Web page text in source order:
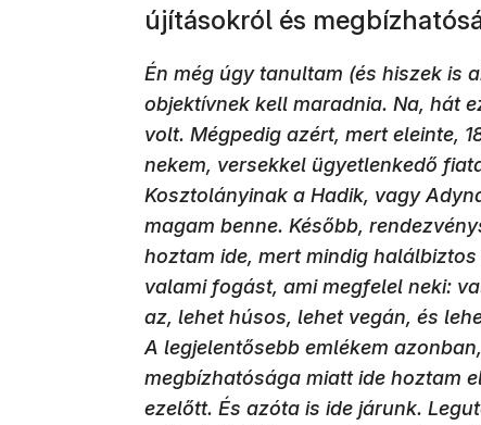
újításokról és
Én még úgy tanultam (és hiszek is
objektívnek kell maradnia. Na, hát
volt. Mégpedig azért, mert eleinte,
nekem, versekkel ügyetlenkedő
Kosztolányinak a Hadik, vagy
magam benne. Később,
hoztam ide, mert mindig
valami fogást, ami megfelel neki:
az, lehet húsos, lehet vegán, és
A legjelentősebb emlékem
megbízhatósága miatt ide hoztam
ezelőtt. És azóta is ide járunk.